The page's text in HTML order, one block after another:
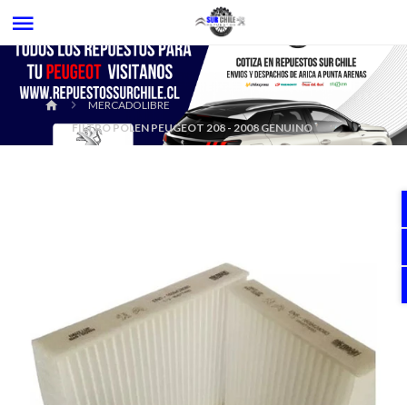
MERCADOLIBRE
FILTRO POLEN PEUGEOT 208 - 2008 GENUINO